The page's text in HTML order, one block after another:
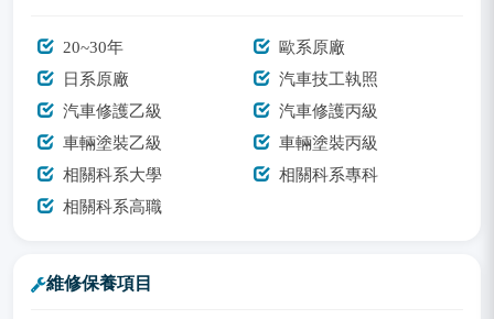
20~30年
歐系原廠
日系原廠
汽車技工執照
汽車修護乙級
汽車修護丙級
車輛塗裝乙級
車輛塗裝丙級
相關科系大學
相關科系專科
相關科系高職
維修保養項目